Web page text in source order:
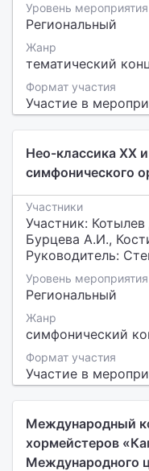
Уровень мероприятия
Региональный
Жанр
тематический
Формат участия
Участие в
Нео-классика XX
симфонического
Участники
Участник:
Бурцева А.И.,
Руководитель:
Уровень мероприятия
Региональный
Жанр
симфонический
Формат участия
Участие в
Международный
хормейстеров
Международного